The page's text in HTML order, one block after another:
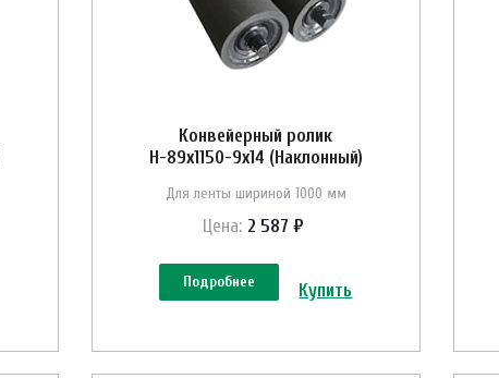
Конвейерный ролик
Н-89х1150-9х14 (Наклонный)
Для ленты шириной 1000 мм
Цена: 2 587 ₽
Подробнее Купить